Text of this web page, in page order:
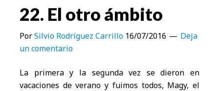
22. El otro ámbito
PorSilvio Rodríguez Carrillo 16/07/2016
Deja
un comentario
La primera y la segunda vez se dieron en
vacaciones de verano y fuimos todos, Magy, el